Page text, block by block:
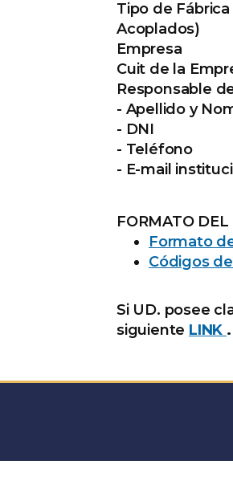
Tipo de
Acoplados)
Empresa
Cuit de la
Responsable
- Apellido y
- DNI
- Teléfono
- E-mail
FORMATO
Formato
Códigos
Si UD. posee
siguiente LINK .